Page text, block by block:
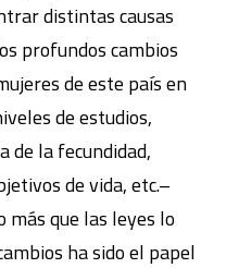
distintas causas
profundos cambios
de este país en
de estudios,
de la fecundidad,
de vida, etc.–
más que las leyes lo
ha sido el papel